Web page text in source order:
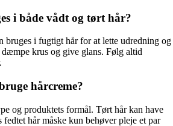
i både vådt og tørt hår?
bruges i fugtigt hår for at lette udredning og
krus og give glans. Følg altid
hårcreme?
og produktets formål. Tørt hår kan have
hår måske kun behøver pleje et par